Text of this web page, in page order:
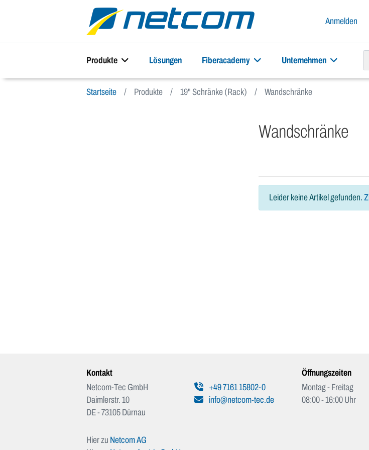
Anmelden
Produkte Lösungen Fiberacademy Unternehmen
Startseite Produkte 19" Schränke (Rack) Wandschränke
Wandschränke
Leider keine Artikel gefunden.
Kontakt
Netcom-Tec GmbH
Daimlerstr. 10
DE - 73105 Dürnau
+49 7161 15802-0
info@netcom-tec.de
Hier zu Netcom AG
Öffnungszeiten
Montag - Freitag
08:00 - 16:00 Uhr